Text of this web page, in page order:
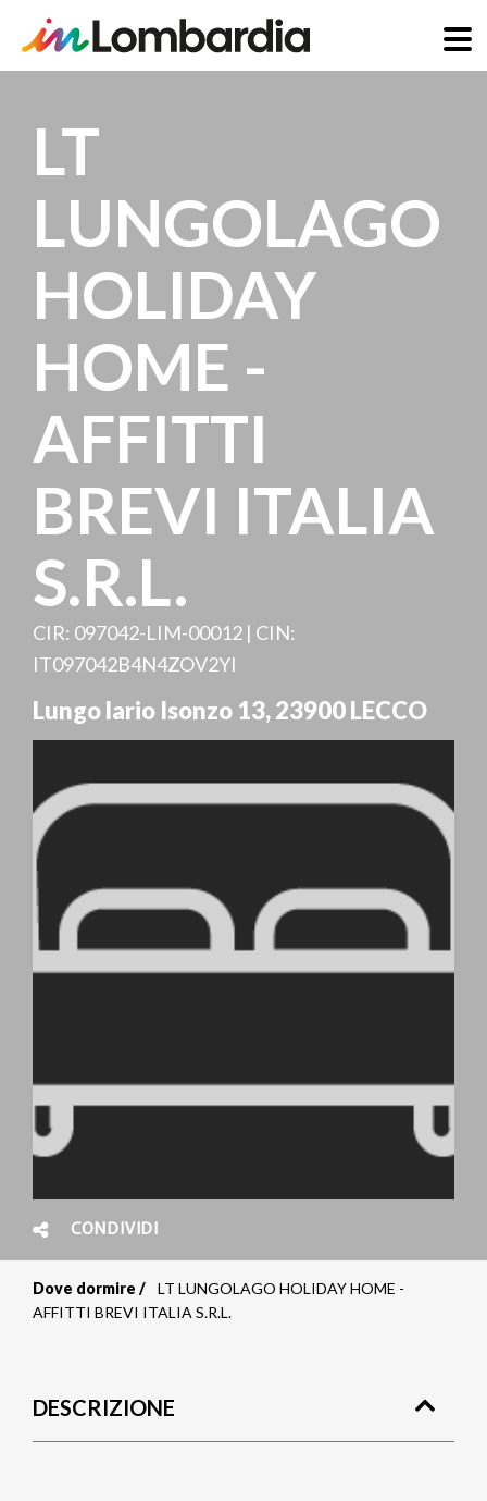
contenuto
principale
LT
LUNGOLAGO
HOLIDAY
HOME -
AFFITTI
BREVI ITALIA
S.R.L.
CIR: 097042-LIM-00012 | CIN:
IT097042B4N4ZOV2YI
Lungo lario Isonzo 13,23900LECCO
CONDIVIDI
Briciole
pane
Dove dormire
LT LUNGOLAGO HOLIDAY HOME -
AFFITTI BREVI ITALIA S.R.L.
DESCRIZIONE